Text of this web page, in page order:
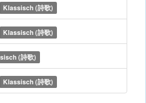
Klassisch (詩歌)
Klassisch (詩歌)
(詩歌)
Klassisch (詩歌)